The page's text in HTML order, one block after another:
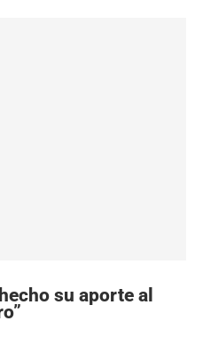
su aporte al